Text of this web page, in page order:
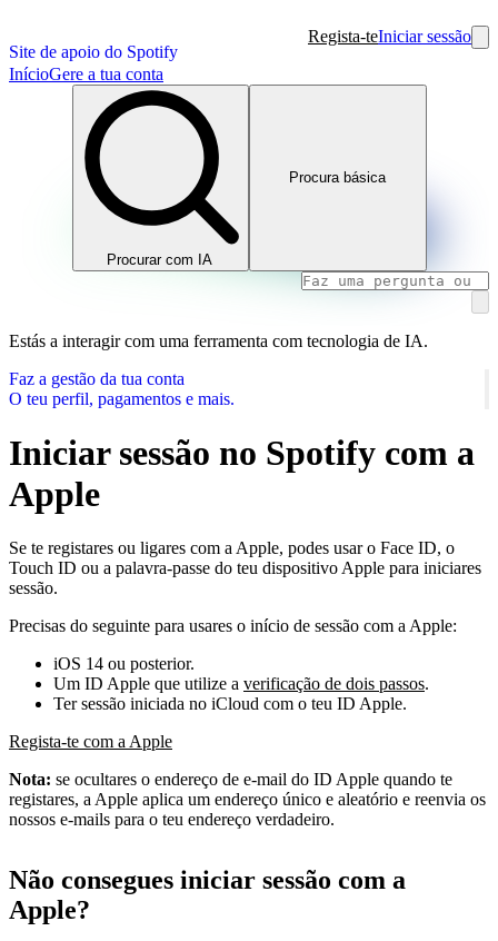
Site de apoio do Spotify
Regista-teIniciar sessão
InícioGere a tua conta
Procurar com IA
Procura básica
Estás a interagir com uma ferramenta com tecnologia de IA.
Faz a gestão da tua conta
O teu perfil, pagamentos e mais.
Iniciar sessão no Spotify com a
Apple
Se te registares ou ligares com a Apple, podes usar o Face ID, o
Touch ID ou a palavra-passe do teu dispositivo Apple para iniciares
sessão.
Precisas do seguinte para usares o início de sessão com a Apple:
iOS 14 ou posterior.
Um ID Apple que utilize a verificação de dois passos.
Ter sessão iniciada no iCloud com o teu ID Apple.
Regista-te com a Apple
Nota: se ocultares o endereço de e-mail do ID Apple quando te
registares, a Apple aplica um endereço único e aleatório e reenvia os
nossos e-mails para o teu endereço verdadeiro.
Não consegues iniciar sessão com a
Apple?